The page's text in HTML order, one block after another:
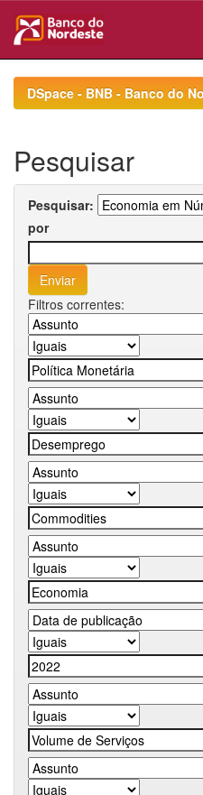
navigationDSpace - BNB - Banco do
Pesquisar
Pesquisar:
por
Filtros correntes: